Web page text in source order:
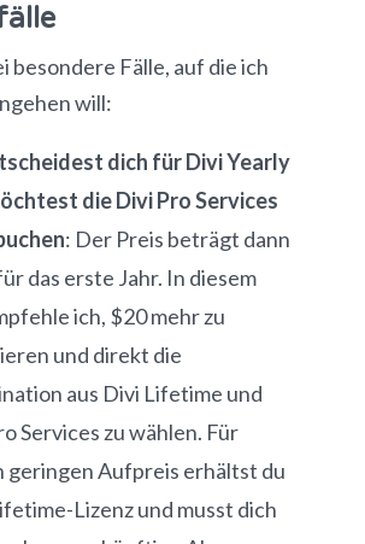
besondere Fälle, auf die ich
will:
dich für Divi Yearly
die Divi Pro Services
: Der Preis beträgt dann
das erste Jahr. In diesem
ich, $20 mehr zu
und direkt die
aus Divi Lifetime und
Services zu wählen. Für
geringen Aufpreis erhältst du
Lizenz und musst dich